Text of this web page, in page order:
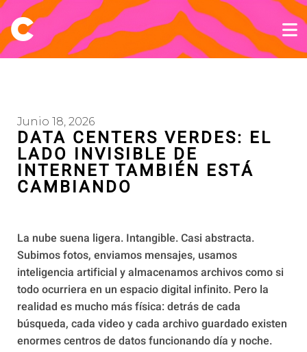
Junio 18, 2026
DATA CENTERS VERDES: EL
LADO INVISIBLE DE
INTERNET TAMBIÉN ESTÁ
CAMBIANDO
La nube suena ligera. Intangible. Casi abstracta.
Subimos fotos, enviamos mensajes, usamos
inteligencia artificial y almacenamos archivos como si
todo ocurriera en un espacio digital infinito. Pero la
realidad es mucho más física: detrás de cada
búsqueda, cada video y cada archivo guardado existen
enormes centros de datos funcionando día y noche.